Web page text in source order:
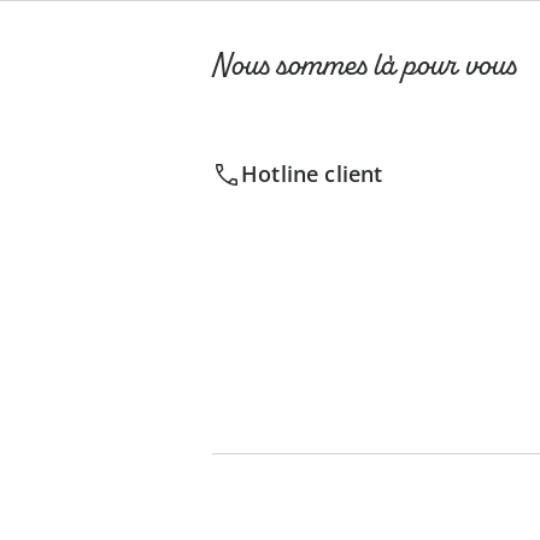
Nous sommes là pour vous
Hotline client